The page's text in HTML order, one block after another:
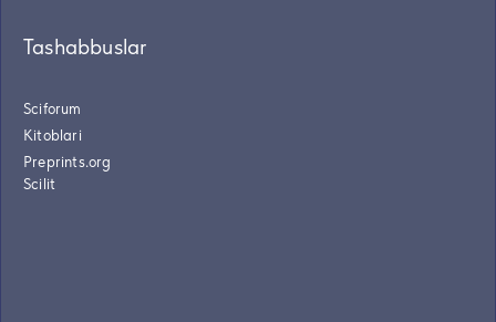
Tashabbuslar
Sciforum
Kitoblari
Preprints.org
Scilit